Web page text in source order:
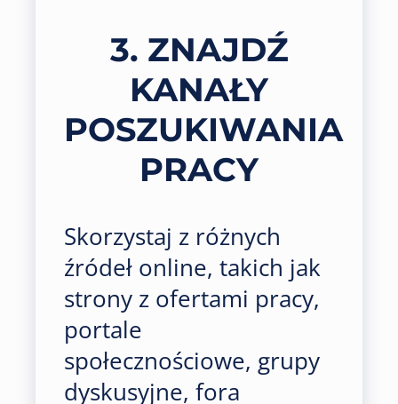
3. ZNAJDŹ
KANAŁY
POSZUKIWANIA
PRACY
Skorzystaj z różnych
źródeł online, takich jak
strony z ofertami pracy,
portale
społecznościowe, grupy
dyskusyjne, fora